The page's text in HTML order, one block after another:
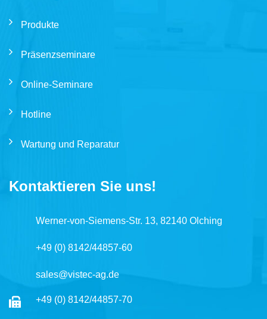
Produkte
Präsenzseminare
Online-Seminare
Hotline
Wartung und Reparatur
Kontaktieren Sie uns!
Werner-von-Siemens-Str. 13, 82140 Olching
+49 (0) 8142/44857-60
sales@vistec-ag.de
+49 (0) 8142/44857-70